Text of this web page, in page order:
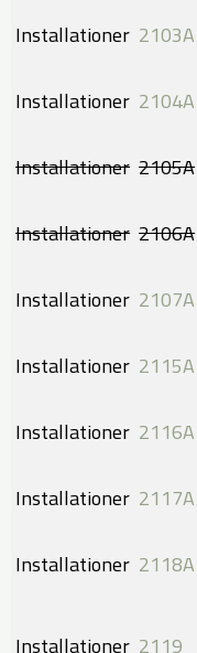
Installationer 2103A
Installationer 2104A
Installationer ​2105A
Installationer 2106A
Installationer 2107A
Installationer 2115A
Installationer 2116A
Installationer 2117A
Installationer 2118A
Installationer 2119